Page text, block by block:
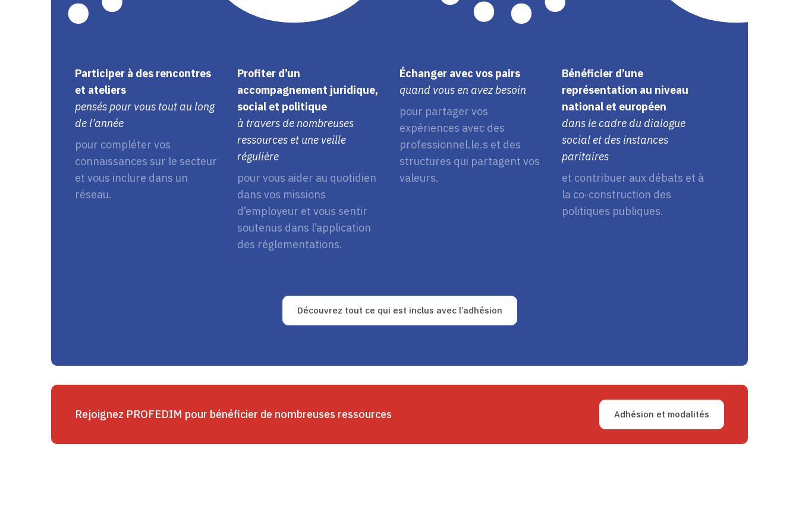
Participer à des rencontres
et ateliers
pensés pour vous tout au long
de l’année
pour compléter vos
connaissances sur le secteur
et vous inclure dans un
réseau.
Profiter d’un
accompagnement juridique,
social et politique
à travers de nombreuses
ressources et une veille
régulière
pour vous aider au quotidien
dans vos missions
d’employeur et vous sentir
soutenus dans l’application
des réglementations.
Échanger avec vos pairs
quand vous en avez besoin
pour partager vos
expériences avec des
professionnel.le.s et des
structures qui partagent vos
valeurs.
Bénéficier d’une
représentation au niveau
national et européen
dans le cadre du dialogue
social et des instances
paritaires
et contribuer aux débats et à
la co-construction des
politiques publiques.
Découvrez tout ce qui est inclus avec l’adhésion
Rejoignez PROFEDIM pour bénéficier de nombreuses ressources Adhésion et modalités